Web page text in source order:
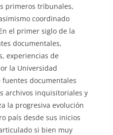
primeros tribunales,
coordinado
el primer siglo de la
documentales,
experiencias de
la Universidad
documentales
archivos inquisitoriales y
la progresiva evolución
país desde sus inicios
si bien muy